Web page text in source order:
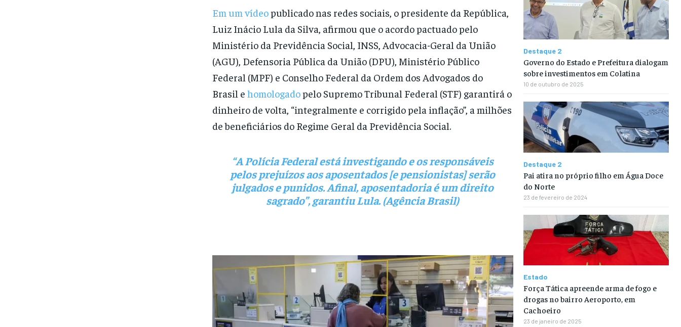
Em um vídeopublicado nas redes sociais, o presidente da República,
Luiz Inácio Lula da Silva, afirmou que o acordo pactuado pelo
Ministério da Previdência Social, INSS, Advocacia-Geral da União
(AGU), Defensoria Pública da União (DPU), Ministério Público
Federal (MPF) e Conselho Federal da Ordem dos Advogados do
Brasil e homologadopelo Supremo Tribunal Federal (STF) garantirá o
dinheiro de volta, “integralmente e corrigido pela inflação”, a milhões
de beneficiários do Regime Geral da Previdência Social.
“A Polícia Federal está investigando e os responsáveis
pelos prejuízos aos aposentados [e pensionistas] serão
julgados e punidos. Afinal, aposentadoria é um direito
sagrado”, garantiu Lula. (Agência Brasil)
Destaque 2
Governo do Estado e Prefeitura dialogam
sobre investimentos em Colatina
10 de outubro de 2025
Destaque 2
Pai atira no próprio filho em Água Doce
do Norte
23 de fevereiro de 2024
Estado
Força Tática apreende arma de fogo e
drogas no bairro Aeroporto, em
Cachoeiro
23 de janeiro de 2025